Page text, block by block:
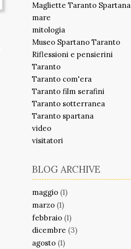
Magliette Taranto Spartana
mare
mitologia
Museo Spartano Taranto
Riflessioni e pensierini
Taranto
Taranto com'era
Taranto film serafini
Taranto sotterranea
Taranto spartana
video
visitatori
BLOG ARCHIVE
maggio (1)
marzo (1)
febbraio (1)
dicembre (3)
agosto (1)